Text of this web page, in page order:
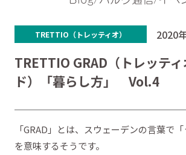
TRETTIO（トレッティオ） 2020
TRETTIO GRAD（トレッテ
ド）「暮らし方」 Vol.4
「GRAD」とは、スウェーデンの言葉で「
を意味するそうです。